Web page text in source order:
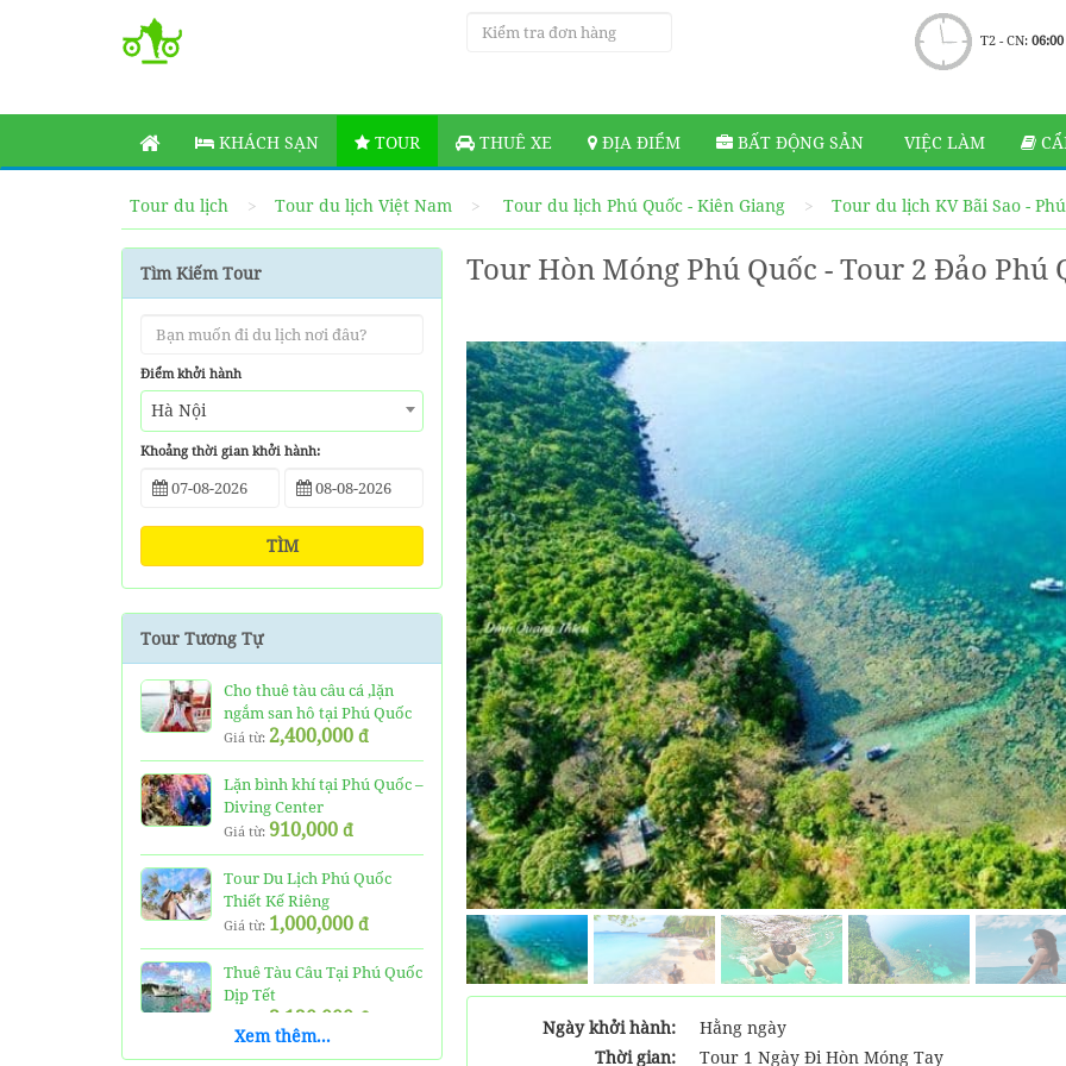
T2 - CN:
KHÁCH SẠN TOUR THUÊ XE ĐỊA ĐIỂM BẤT ĐỘNG SẢN VIỆC LÀM
Tour du lịch Tour du lịch Việt Nam Tour du lịch Phú Quốc - Kiên Giang Tour du lịch KV Bãi Sao -
Tìm Kiếm Tour
Điểm khởi hành
Hà Nội
Khoảng thời gian khởi hành:
TÌM
Tour Tương Tự
Cho thuê tàu câu cá ,lặn
ngắm san hô tại Phú Quốc
Giá từ: 2,400,000 đ
Lặn bình khí tại Phú Quốc –
Diving Center
Giá từ: 910,000 đ
Tour Du Lịch Phú Quốc
Thiết Kế Riêng
Giá từ: 1,000,000 đ
Thuê Tàu Câu Tại Phú Quốc
Dịp Tết
3,120,000 đ
Xem thêm...
Tour Hòn Móng Phú Quốc - Tour 2 Đảo Phú
Ngày khởi hành:
Hằng ngày
Thời gian:
Tour 1 Ngày Đi Hòn Móng Tay